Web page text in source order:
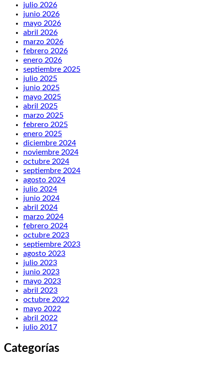
julio 2026
junio 2026
mayo 2026
abril 2026
marzo 2026
febrero 2026
enero 2026
septiembre 2025
julio 2025
junio 2025
mayo 2025
abril 2025
marzo 2025
febrero 2025
enero 2025
diciembre 2024
noviembre 2024
octubre 2024
septiembre 2024
agosto 2024
julio 2024
junio 2024
abril 2024
marzo 2024
febrero 2024
octubre 2023
septiembre 2023
agosto 2023
julio 2023
junio 2023
mayo 2023
abril 2023
octubre 2022
mayo 2022
abril 2022
julio 2017
Categorías